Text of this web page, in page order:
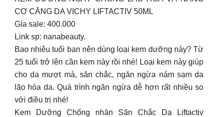
CƠ CĂNG DA VICHY LIFTACTIV 50ML
Gía sale: 400.000
Link sp: nanabeauty.
Bao nhiêu tuổi bạn nên dùng loại kem dưỡng này? Từ
25 tuổi trở lên cần kem này rồi nhé! Loại kem này giúp
cho da mượt mà, săn chắc, ngăn ngừa nám sạm da
lão hóa da. Quá trình ngăn ngừa dễ hơn rất nhiều so
với điều trị nhé!
Kem Dưỡng Chống nhăn Săn Chắc Da Liftactiv